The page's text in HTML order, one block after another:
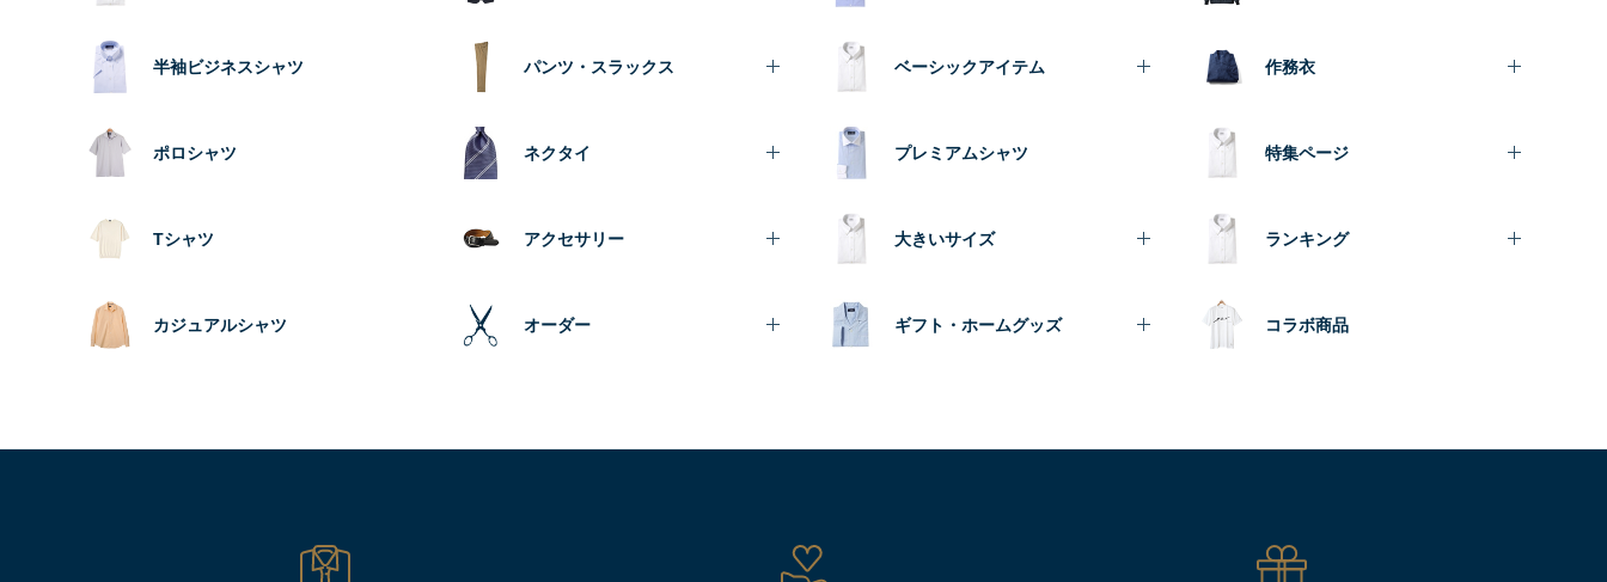
半袖ビジネスシャツ
ポロシャツ
Tシャツ
カジュアルシャツ
パンツ・スラックス
ネクタイ
アクセサリー
オーダー
ベーシックアイテム
プレミアムシャツ
大きいサイズ
ギフト・ホームグッズ
作務衣
特集ページ
ランキング
コラボ商品